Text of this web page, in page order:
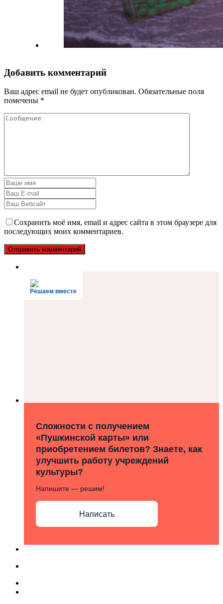
Добавить комментарий
Ваш адрес email не будет опубликован. Обязательные поля
помечены *
Сохранить моё имя, email и адрес сайта в этом браузере для
последующих моих комментариев.
Решаем вместе
Сложности с получением
«Пушкинской карты» или
приобретением билетов? Знаете, как
улучшить работу учреждений
культуры?
Напишите — решим!
Написать